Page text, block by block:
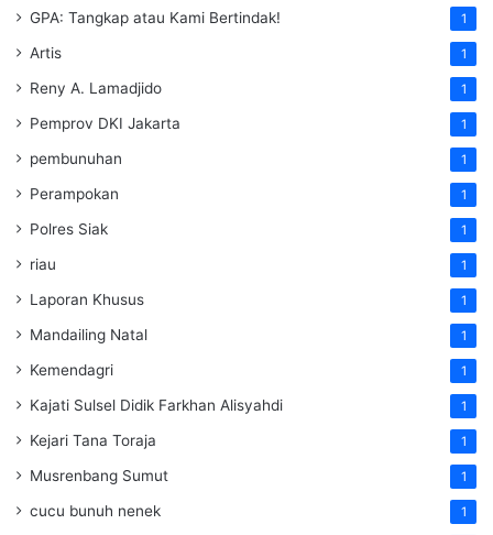
GPA: Tangkap atau Kami Bertindak! 1
Artis 1
Reny A. Lamadjido 1
Pemprov DKI Jakarta 1
pembunuhan 1
Perampokan 1
Polres Siak 1
riau 1
Laporan Khusus 1
Mandailing Natal 1
Kemendagri 1
Kajati Sulsel Didik Farkhan Alisyahdi 1
Kejari Tana Toraja 1
Musrenbang Sumut 1
cucu bunuh nenek 1